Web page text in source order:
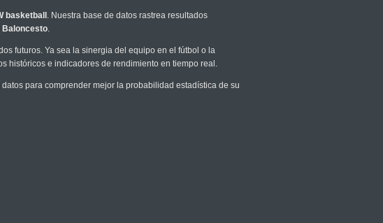
basketball . Nuestra base de datos rastrea resultados
Baloncesto.
futuros. Ya sea la sinergia del equipo en el fútbol o la
históricos e indicadores de rendimiento en tiempo real.
para comprender mejor la probabilidad estadística de su